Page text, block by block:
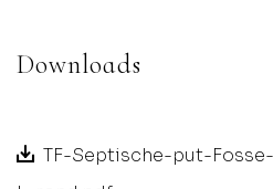
Downloads
TF-Septische-put-